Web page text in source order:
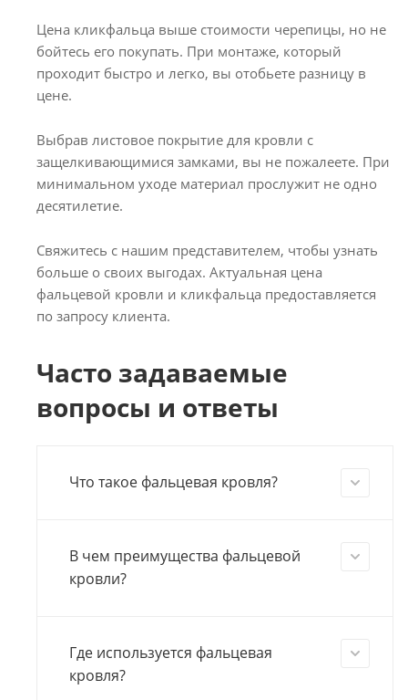
Цена кликфальца выше стоимости черепицы, но не
бойтесь его покупать. При монтаже, который
проходит быстро и легко, вы отобьете разницу в
цене.
Выбрав листовое покрытие для кровли с
защелкивающимися замками, вы не пожалеете. При
минимальном уходе материал прослужит не одно
десятилетие.
Свяжитесь с нашим представителем, чтобы узнать
больше о своих выгодах. Актуальная цена
фальцевой кровли и кликфальца предоставляется
по запросу клиента.
Часто задаваемые
вопросы и ответы
Что такое фальцевая кровля?
В чем преимущества фальцевой
кровли?
Где используется фальцевая
кровля?